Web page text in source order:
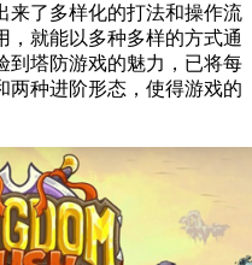
来了多样化的打法和操作流
，就能以多种多样的方式通
到塔防游戏的魅力，已将每
两种进阶形态，使得游戏的